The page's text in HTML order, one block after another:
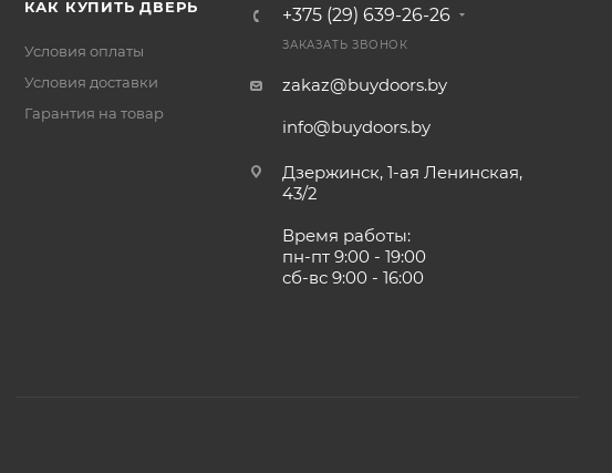
КАК КУПИТЬ ДВЕРЬ
Условия оплаты
Условия доставки
Гарантия на товар
+375 (29) 639-26-26
ЗАКАЗАТЬ ЗВОНОК
zakaz@buydoors.by
info@buydoors.by
Дзержинск, 1-ая Ленинская,
43/2
Время работы:
пн-пт 9:00 - 19:00
сб-вс 9:00 - 16:00